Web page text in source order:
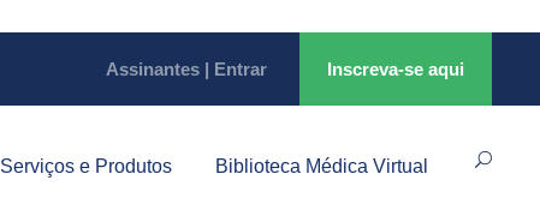
Assinantes | Entrar Inscreva-se aqui
Serviços e Produtos Biblioteca Médica Virtual